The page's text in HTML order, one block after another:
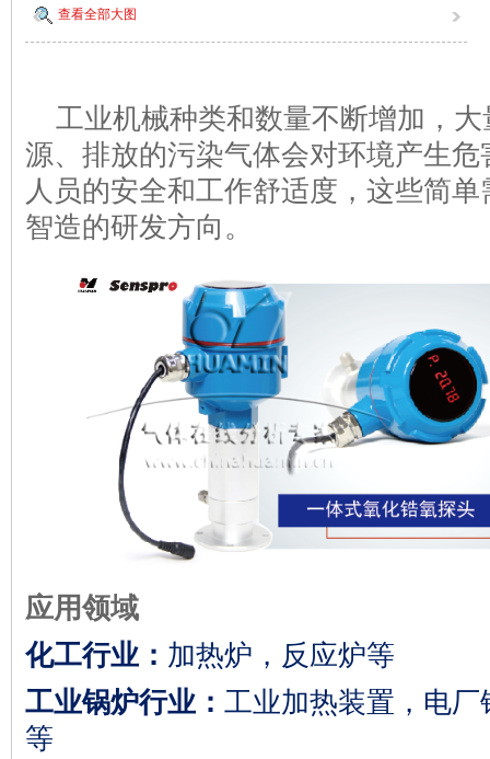
查看全部大图
工业机械种类和数量不断增加，
源、排放的污染气体会对环境产生危
人员的安全和工作舒适度，这些简
智造的研发方向。
应用领域
化工行业： 加热炉，反应炉等
工业锅炉行业： 工业加热装置，电
等